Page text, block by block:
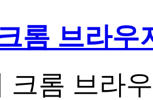
롬 브라우
크롬 브라